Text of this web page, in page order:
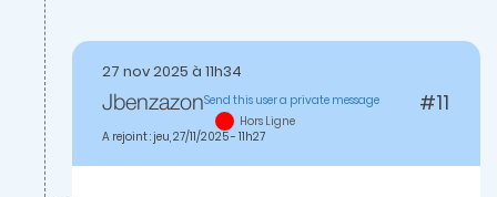
27 nov 2025 à 11h34
JbenzazonSend this user a private message
Hors Ligne
A rejoint : jeu, 27/11/2025 - 11h27
#11
réponse
Bonjour,Je